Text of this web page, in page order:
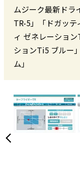
ムジーク最新ドラ
TR-5」「ドガッ
ィ ゼネレーショ
ションTi5 ブルー
ム」